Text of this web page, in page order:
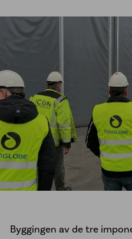
Etiske
Vårt
Åpenhetsloven
Kontakt oss
Byggingen av de tre